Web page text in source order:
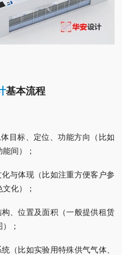
基本流程
目标、定位、功能方向（比如
间）；
化与体现（比如注重方便客户参
化）；
构、位置及面积（一般提供租赁
；
（比如实验用特殊供气气体、